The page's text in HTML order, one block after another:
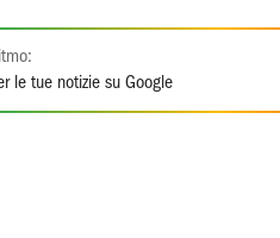
le tue notizie su Google